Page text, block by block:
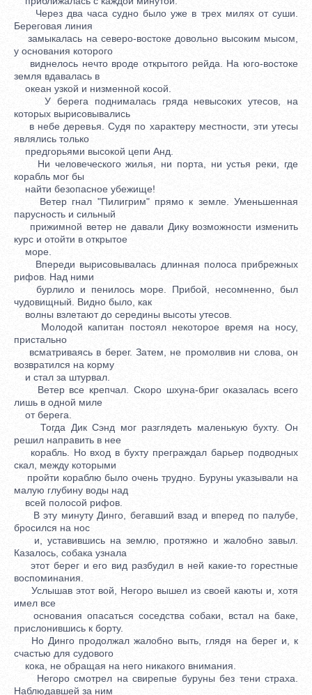
Через два часа судно было уже в трех милях от суши.
Береговая линия
замыкалась на северо-востоке довольно высоким мысом,
у основания которого
виднелось нечто вроде открытого рейда. На юго-востоке
земля вдавалась в
океан узкой и низменной косой.
У берега поднималась гряда невысоких утесов, на
которых вырисовывались
в небе деревья. Судя по характеру местности, эти утесы
являлись только
предгорьями высокой цепи Анд.
Ни человеческого жилья, ни порта, ни устья реки, где
корабль мог бы
найти безопасное убежище!
Ветер гнал "Пилигрим" прямо к земле. Уменьшенная
парусность и сильный
прижимной ветер не давали Дику возможности изменить
курс и отойти в открытое
море.
Впереди вырисовывалась длинная полоса прибрежных
рифов. Над ними
бурлило и пенилось море. Прибой, несомненно, был
чудовищный. Видно было, как
волны взлетают до середины высоты утесов.
Молодой капитан постоял некоторое время на носу,
пристально
всматриваясь в берег. Затем, не промолвив ни слова, он
возвратился на корму
и стал за штурвал.
Ветер все крепчал. Скоро шхуна-бриг оказалась всего
лишь в одной миле
от берега.
Тогда Дик Сэнд мог разглядеть маленькую бухту. Он
решил направить в нее
корабль. Но вход в бухту преграждал барьер подводных
скал, между которыми
пройти кораблю было очень трудно. Буруны указывали на
малую глубину воды над
всей полосой рифов.
В эту минуту Динго, бегавший взад и вперед по палубе,
бросился на нос
и, уставившись на землю, протяжно и жалобно завыл.
Казалось, собака узнала
этот берег и его вид разбудил в ней какие-то горестные
воспоминания.
Услышав этот вой, Негоро вышел из своей каюты и, хотя
имел все
основания опасаться соседства собаки, встал на баке,
прислонившись к борту.
Но Динго продолжал жалобно выть, глядя на берег и, к
счастью для судового
кока, не обращая на него никакого внимания.
Негоро смотрел на свирепые буруны без тени страха.
Наблюдавшей за ним